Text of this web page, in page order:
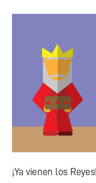
¡Ya vienen los Reyes!